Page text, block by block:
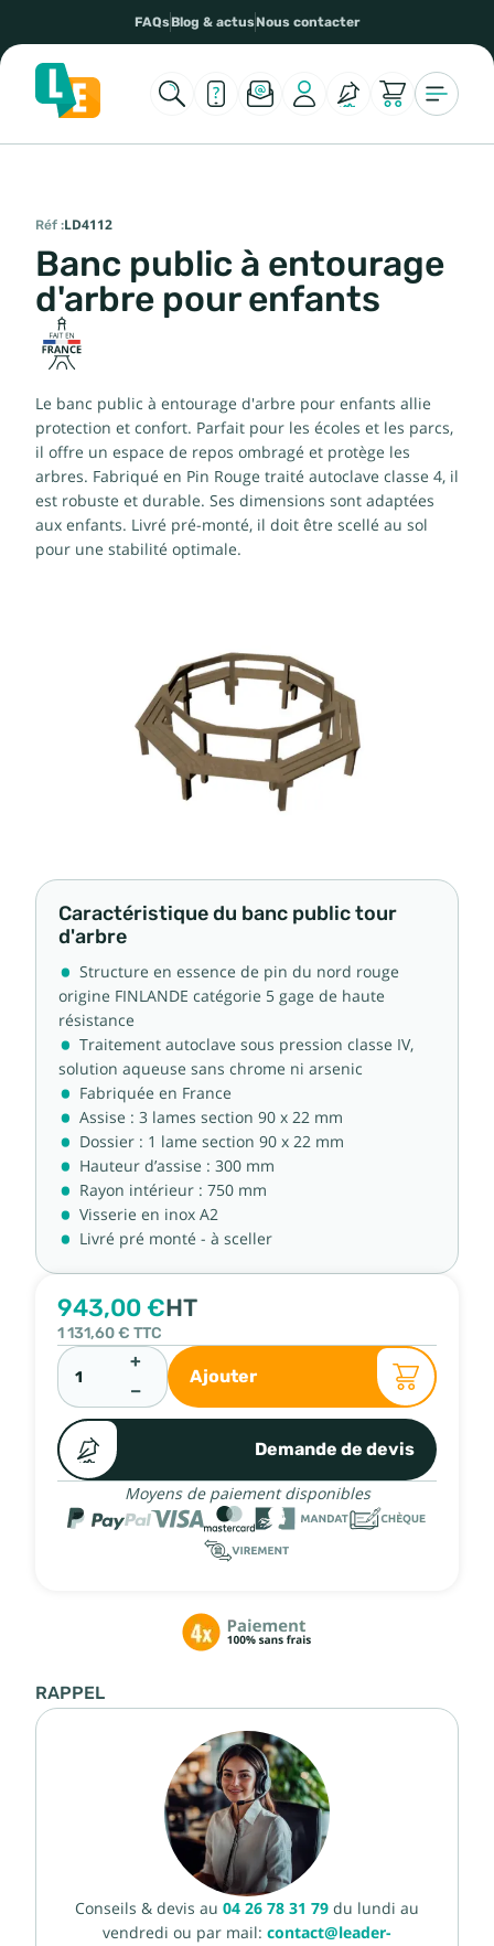
FAQsBlog & actusNous contacter
Réf :LD4112
Banc public à entourage
d'arbre pour enfants
Le banc public à entourage d'arbre pour enfants allie
protection et confort. Parfait pour les écoles et les parcs,
il offre un espace de repos ombragé et protège les
arbres. Fabriqué en Pin Rouge traité autoclave classe 4, il
est robuste et durable. Ses dimensions sont adaptées
aux enfants. Livré pré-monté, il doit être scellé au sol
pour une stabilité optimale.
Caractéristique du banc public tour
d'arbre
Structure en essence de pin du nord rouge
origine FINLANDE catégorie 5 gage de haute
résistance
Traitement autoclave sous pression classe IV,
solution aqueuse sans chrome ni arsenic
Fabriquée en France
Assise : 3 lames section 90 x 22 mm
Dossier : 1 lame section 90 x 22 mm
Hauteur d’assise : 300 mm
Rayon intérieur : 750 mm
Visserie en inox A2
Livré pré monté - à sceller
943,00 €HT
1 131,60 € TTC
+
−
Ajouter
Demande de devis
Moyens de paiement disponibles
RAPPEL
Conseils & devis au 04 26 78 31 79 du lundi au
vendredi ou par mail: contact@leader-